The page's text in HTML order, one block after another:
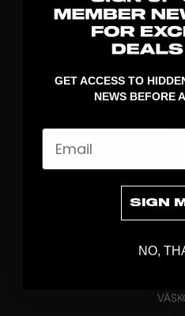
GET ACCESS TO
NEWS BEFORE
SIGN
NO,